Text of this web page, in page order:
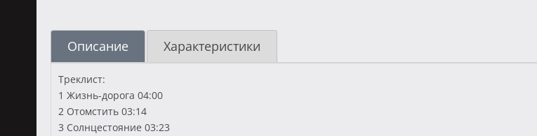
Описание Характеристики
Треклист:
1 Жизнь-дорога 04:00
2 Отомстить 03:14
3 Солнцестояние 03:23